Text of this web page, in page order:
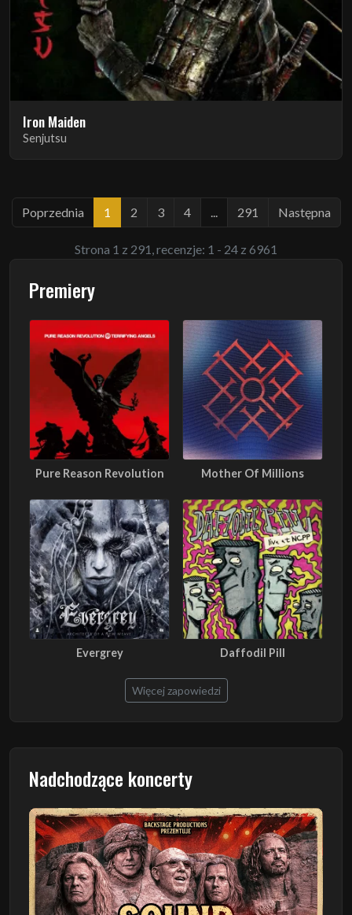
Iron Maiden
Senjutsu
Poprzednia 1 2 3 4 291 Następna
Strona 1 z 291, recenzje: 1 - 24 z 6961
Premiery
Pure Reason Revolution Mother Of Millions
Evergrey Daffodil Pill
Więcej zapowiedzi
Nadchodzące koncerty